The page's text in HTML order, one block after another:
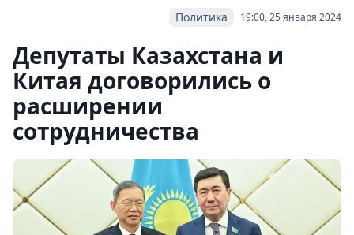
19:00, 25 января 2024
Политика
Депутаты Казахстана и
Китая договорились о
расширении
сотрудничества